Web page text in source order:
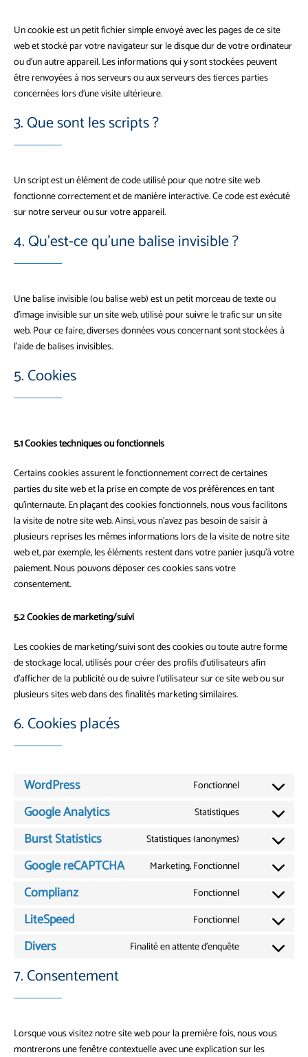
Un cookie est un petit fichier simple envoyé avec les pages de ce site
web et stocké par votre navigateur sur le disque dur de votre ordinateur
ou d’un autre appareil. Les informations qui y sont stockées peuvent
être renvoyées à nos serveurs ou aux serveurs des tierces parties
concernées lors d’une visite ultérieure.
3. Que sont les scripts ?
Un script est un élément de code utilisé pour que notre site web
fonctionne correctement et de manière interactive. Ce code est exécuté
sur notre serveur ou sur votre appareil.
4. Qu’est-ce qu’une balise invisible ?
Une balise invisible (ou balise web) est un petit morceau de texte ou
d’image invisible sur un site web, utilisé pour suivre le trafic sur un site
web. Pour ce faire, diverses données vous concernant sont stockées à
l’aide de balises invisibles.
5. Cookies
5.1 Cookies techniques ou fonctionnels
Certains cookies assurent le fonctionnement correct de certaines
parties du site web et la prise en compte de vos préférences en tant
qu’internaute. En plaçant des cookies fonctionnels, nous vous facilitons
la visite de notre site web. Ainsi, vous n’avez pas besoin de saisir à
plusieurs reprises les mêmes informations lors de la visite de notre site
web et, par exemple, les éléments restent dans votre panier jusqu’à votre
paiement. Nous pouvons déposer ces cookies sans votre
consentement.
5.2 Cookies de marketing/suivi
Les cookies de marketing/suivi sont des cookies ou toute autre forme
de stockage local, utilisés pour créer des profils d’utilisateurs afin
d’afficher de la publicité ou de suivre l’utilisateur sur ce site web ou sur
plusieurs sites web dans des finalités marketing similaires.
6. Cookies placés
WordPress Fonctionnel
Consent
wordpress
Google Analytics Statistiques
Consent
google-
Burst Statistics Statistiques (anonymes)
Consent
Google reCAPTCHA Marketing, Fonctionnel
Consent
google-
Complianz Fonctionnel
Consent
complianz
LiteSpeed Fonctionnel
Consent
Divers Finalité en attente d’enquête
Consent
7. Consentement
Lorsque vous visitez notre site web pour la première fois, nous vous
montrerons une fenêtre contextuelle avec une explication sur les